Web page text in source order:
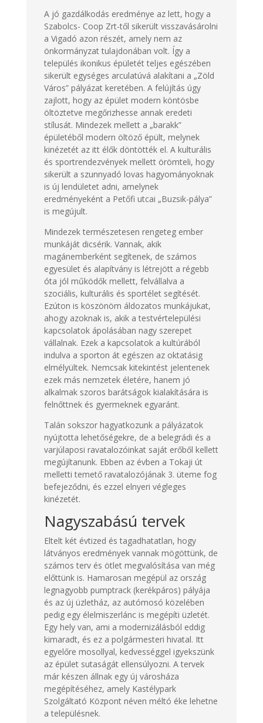
A jó gazdálkodás eredménye az lett, hogy a
Szabolcs- Coop Zrt-től sikerült visszavásárolni
a Vigadó azon részét, amely nem az
önkormányzat tulajdonában volt. Így a
település ikonikus épületét teljes egészében
sikerült egységes arculatúvá alakítani a „Zöld
Város” pályázat keretében. A felújítás úgy
zajlott, hogy az épület modern köntösbe
öltöztetve megőrizhesse annak eredeti
stílusát. Mindezek mellett a „barakk”
épületéből modern öltöző épült, melynek
kinézetét az itt élők döntötték el. A kulturális
és sportrendezvények mellett örömteli, hogy
sikerült a szunnyadó lovas hagyományoknak
is új lendületet adni, amelynek
eredményeként a Petőfi utcai „Buzsik-pálya”
is megújult.
Mindezek természetesen rengeteg ember
munkáját dicsérik. Vannak, akik
magánemberként segítenek, de számos
egyesület és alapítvány is létrejött a régebb
óta jól működők mellett, felvállalva a
szociális, kulturális és sportélet segítését.
Ezúton is köszönöm áldozatos munkájukat,
ahogy azoknak is, akik a testvértelepülési
kapcsolatok ápolásában nagy szerepet
vállalnak. Ezek a kapcsolatok a kultúrából
indulva a sporton át egészen az oktatásig
elmélyültek. Nemcsak kitekintést jelentenek
ezek más nemzetek életére, hanem jó
alkalmak szoros barátságok kialakítására is
felnőttnek és gyermeknek egyaránt.
Talán sokszor hagyatkozunk a pályázatok
nyújtotta lehetőségekre, de a belegrádi és a
varjúlaposi ravatalozóinkat saját erőből kellett
megújítanunk. Ebben az évben a Tokaji út
melletti temető ravatalozójának 3. üteme fog
befejeződni, és ezzel elnyeri végleges
kinézetét.
Nagyszabású tervek
Eltelt két évtized és tagadhatatlan, hogy
látványos eredmények vannak mögöttünk, de
számos terv és ötlet megvalósítása van még
előttünk is. Hamarosan megépül az ország
legnagyobb pumptrack (kerékpáros) pályája
és az új üzletház, az autómosó közelében
pedig egy élelmiszerlánc is megépíti üzletét.
Egy hely van, ami a modernizálásból eddig
kimaradt, és ez a polgármesteri hivatal. Itt
egyelőre mosollyal, kedvességgel igyekszünk
az épület sutaságát ellensúlyozni. A tervek
már készen állnak egy új városháza
megépítéséhez, amely Kastélypark
Szolgáltató Központ néven méltó éke lehetne
a településnek.